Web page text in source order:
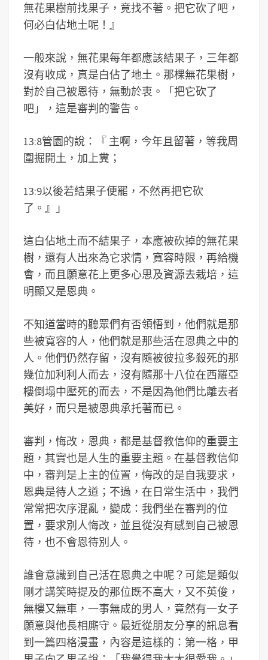
無花果樹前找果子，竟找不著。把它砍了吧，
何必白佔地土呢！』
一般來說，無花果每年都應該結果子，三年都
沒有收成，真是白佔了地土。那棵無花果樹，
對於自己被恩待，無動於衷。「把它砍了
吧」，這是審判的警告。
13:8管園的說：『 主啊，今年且留著，等我周
圍掘開土，加上糞；
13:9以後若結果子便罷，不然再把它砍
了。』」
這白佔地土而不結果子，本應被砍掉的無花果
樹，還有人出來為它求情，寬容時限，再給機
會，而且願意花上更多心思及資源去栽培，這
明顯又是恩典。
不知道當時的聽眾們有否領悟到，他們就是那
些被寬容的人，他們就是那些活在恩典之中的
人。他們仍然存留，沒有隨被彼拉多殺死的那
幾位加利利人而去，沒有隨那十八位在西羅亞
樓倒塌中壓死的而去，不是因為他們比離去者
美好，而只是被恩典承托著而已。
審判，悔改，恩典，都是基督教信仰的重要主
題，其實也是人生的重要主題。在基督教信仰
中，審判是上主的位置，悔改的是自我要求，
恩典是待人之道；不過，在日常生活中，我們
常常把次序混亂，變成：我們坐在審判的位
置，要求別人悔改，並且從沒有感到自己被恩
待，也不會恩待別人。
誰會意識到自己活在恩典之中呢？可能是類似
剛才講笑時提及的那位既不高大，又不英俊，
無樓又無車，一事無成的男人，竟然有一女子
願意與他長相廝守。最近從朋友分享的訊息看
到一篇四格漫畫，內容是這樣的：第一格，甲